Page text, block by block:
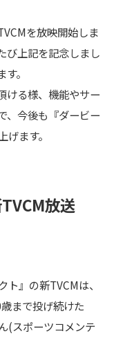
を放映開始しま
び上記を記念しまし
。
ける様、機能やサー
、今後も『ダービー
ます。
放送
』の新TVCMは、
まで投げ続けた
(スポーツコメンテ